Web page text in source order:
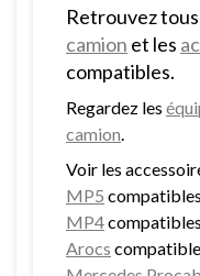
Retrouvez
camion et les
compatibles.
Regardez les
camion.
Voir les
MP5
MP4
Arocs